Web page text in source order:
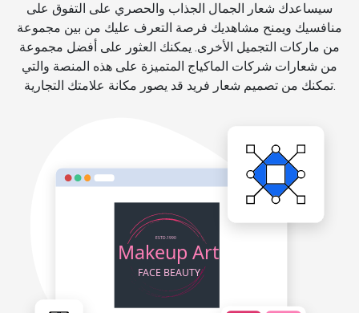
سيساعدك شعار الجمال الجذاب والحصري على التفوق على
منافسيك ويمنح مشاهديك فرصة التعرف عليك من بين مجموعة
من ماركات التجميل الأخرى. يمكنك العثور على أفضل مجموعة
من شعارات شركات الماكياج المتميزة على هذه المنصة والتي
تمكنك من تصميم شعار فريد قد يصور مكانة علامتك التجارية.